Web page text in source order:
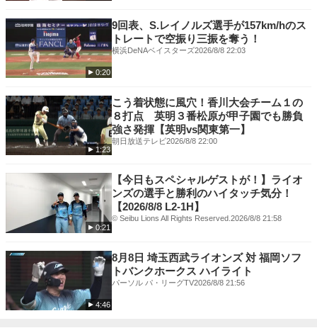
0:20
9回表、S.レイノルズ選手が157km/hのス
トレートで空振り三振を奪う！
横浜DeNAベイスターズ2026/8/8 22:03
1:23
こう着状態に風穴！香川大会チーム１の
８打点 英明３番松原が甲子園でも勝負
強さ発揮【英明vs関東第一】
朝日放送テレビ2026/8/8 22:00
0:21
【今日もスペシャルゲストが！】ライオ
ンズの選手と勝利のハイタッチ気分！
【2026/8/8 L2-1H】
© Seibu Lions All Rights Reserved.2026/8/8 21:58
4:46
8月8日 埼玉西武ライオンズ 対 福岡ソフ
トバンクホークス ハイライト
パーソル パ・リーグTV2026/8/8 21:56